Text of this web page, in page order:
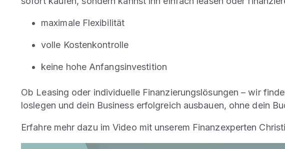
maximale Flexibilität
volle Kostenkontrolle
keine hohe Anfangsinvestition
Ob Leasing oder individuelle Finanzierungslösungen – wir
loslegen und dein Business erfolgreich ausbauen, ohne dein
Erfahre mehr dazu im Video mit unserem Finanzexperten